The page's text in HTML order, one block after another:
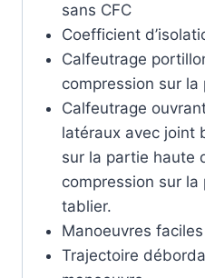
sans CFC
Coefficient
Calfeutrage
compression sur
Calfeutrage
latéraux avec joint
sur la partie haute
compression sur
tablier.
Manoeuvres
Trajectoire